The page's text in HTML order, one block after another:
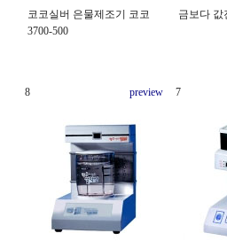
코코실버 은물제조기 코코
3700-500
금보다 값
8 preview 7